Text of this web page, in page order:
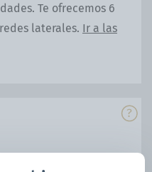
Te ofrecemos 6
laterales. Ir a las